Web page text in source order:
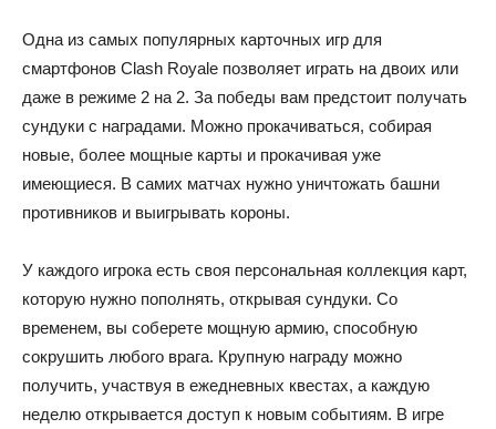
Одна из самых популярных карточных игр для
смартфонов Clash Royale позволяет играть на двоих или
даже в режиме 2 на 2. За победы вам предстоит получать
сундуки с наградами. Можно прокачиваться, собирая
новые, более мощные карты и прокачивая уже
имеющиеся. В самих матчах нужно уничтожать башни
противников и выигрывать короны.
У каждого игрока есть своя персональная коллекция карт,
которую нужно пополнять, открывая сундуки. Со
временем, вы соберете мощную армию, способную
сокрушить любого врага. Крупную награду можно
получить, участвуя в ежедневных квестах, а каждую
неделю открывается доступ к новым событиям. В игре